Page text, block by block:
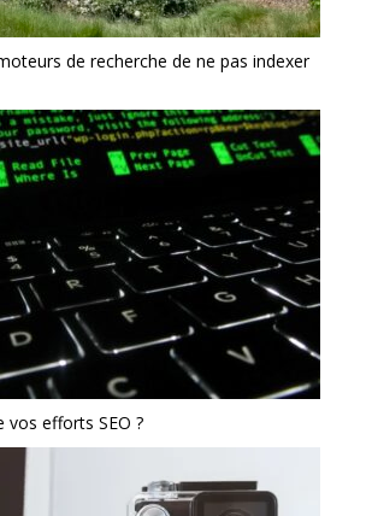
de recherche de ne pas indexer
vos efforts SEO ?